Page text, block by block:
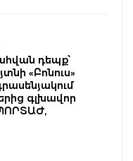
դեպք՝
«Բոնուս»
գլխավոր